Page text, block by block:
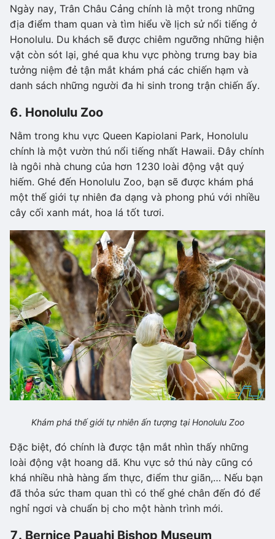
Ngày nay, Trân Châu Cảng chính là một trong những
địa điểm tham quan và tìm hiểu về lịch sử nổi tiếng ở
Honolulu. Du khách sẽ được chiêm ngưỡng những hiện
vật còn sót lại, ghé qua khu vực phòng trưng bay bia
tưởng niệm đẻ tận mắt khám phá các chiến hạm và
danh sách những người đa hi sinh trong trận chiến ấy.
6. Honolulu Zoo
Nằm trong khu vực Queen Kapiolani Park, Honolulu
chính là một vườn thú nổi tiếng nhất Hawaii. Đây chính
là ngôi nhà chung của hơn 1230 loài động vật quý
hiếm. Ghé đến Honolulu Zoo, bạn sẽ được khám phá
một thế giới tự nhiên đa dạng và phong phú với nhiều
cây cối xanh mát, hoa lá tốt tươi.
Khám phá thế giới tự nhiên ấn tượng tại Honolulu Zoo
Đặc biệt, đó chính là được tận mắt nhìn thấy những
loài động vật hoang dã. Khu vực sở thú này cũng có
khá nhiều nhà hàng ẩm thực, điểm thư giãn,… Nếu bạn
đã thỏa sức tham quan thì có thể ghé chân đến đó để
nghỉ ngơi và chuẩn bị cho một hành trình mới.
7. Bernice Pauahi Bishop Museum